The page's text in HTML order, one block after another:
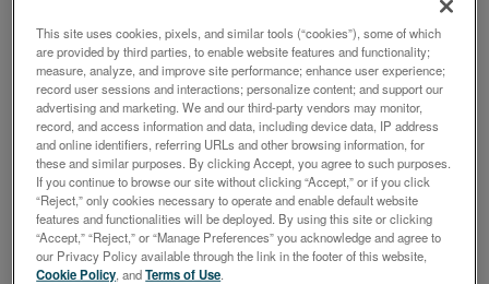
アークおよびスパーク励起を使用する発光分光分析法（Arc
Spark OES）は、金属サンプルの化学組成を決定するための
金属分析に適した方法です。 この工程は、一次生産者、鋳造所、
ダイキャスター、製造業などの金属製造業で広く使用されていま
す。 その迅速な分析時間と固有の正確度により、アークスパー
ク発光分光システムは合金の処理を制御するのに最も効果的で
す。
アークスパーク分析装置は、材料の入荷検査、金属加工、半製品
および完成品の品質管理、および金属材料の化学組成が必要なそ
の他の多くのアプリケーションを含む、生産サイクルの多くの側
面に使用できます。
This site uses cookies, pixels, and similar tools (“cookies”), some of which
are provided by third parties, to enable website features and functionality;
measure, analyze, and improve site performance; enhance user experience;
record user sessions and interactions; personalize content; and support our
advertising and marketing. We and our third-party vendors may monitor,
record, and access information and data, including device data, IP address
and online identifiers, referring URLs and other browsing information, for
these and similar purposes. By clicking Accept, you agree to such purposes.
If you continue to browse our site without clicking “Accept,” or if you click
“Reject,” only cookies necessary to operate and enable default website
features and functionalities will be deployed. By using this site or clicking
“Accept,” “Reject,” or “Manage Preferences” you acknowledge and agree to
our Privacy Policy available through the link in the footer of this website,
Cookie Policy, andTerms of Use.